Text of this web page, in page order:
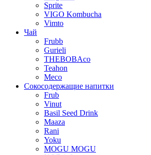
Sprite
VIGO Kombucha
Vimto
Чай
Frubb
Gurieli
THEBOBAco
Teahon
Meco
Сокосодержащие напитки
Frub
Vinut
Basil Seed Drink
Maaza
Rani
Yoku
MOGU MOGU